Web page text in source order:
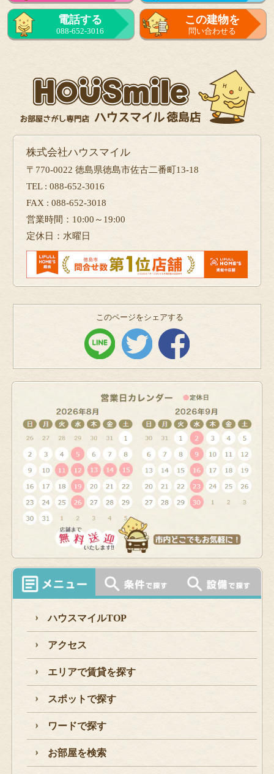
来店予約
をする
電話する
088-652-3016
この建物を
問い合わせる
株式会社ハウスマイル
〒770-0022 徳島県徳島市佐古二番町13-18
TEL : 088-652-3016
FAX : 088-652-3018
営業時間：10:00～19:00
定休日：水曜日
このページをシェアする
ハウスマイルTOP
アクセス
エリアで賃貸を探す
スポットで探す
ワードで探す
お部屋を検索